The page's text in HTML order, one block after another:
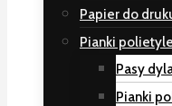
Papier do
Pianki
Pasy
Pianki